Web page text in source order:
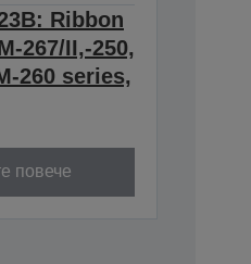
Ribbon
267/II,-250,
260 series,
повече